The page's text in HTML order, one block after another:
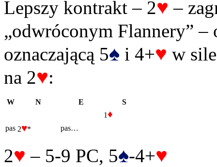
Lepszy kontrakt – 2♥ –
„odwróconym Flannery” –
oznaczającą 5♠ i 4+♥ w
na 2♥:
W N E
S
1♦
pas 2♥* pas…
2♥ – 5-9 PC, 5♠-4+♥